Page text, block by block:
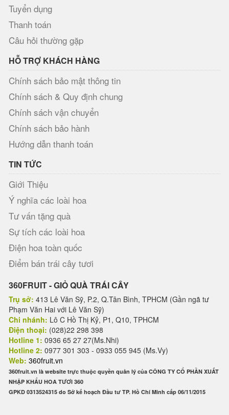
Tuyển dụng
Thanh toán
Câu hỏi thường gặp
HỖ TRỢ KHÁCH HÀNG
Chính sách bảo mật thông tin
Chính sách & Quy định chung
Chính sách vận chuyển
Chính sách bảo hành
Hướng dẫn thanh toán
TIN TỨC
Giới Thiệu
Ý nghĩa các loài hoa
Tư vấn tặng quà
Sự tích các loài hoa
Điện hoa toàn quốc
Điểm bán trái cây tươi
360FRUIT - GIỎ QUÀ TRÁI CÂY
Trụ sở: 413 Lê Văn Sỹ, P.2, Q.Tân Bình, TPHCM (Gần ngã tư
Phạm Văn Hai với Lê Văn Sỹ)
Chi nhánh: Lô C Hồ Thị Kỷ, P1, Q10, TPHCM
Điện thoại: (028)22 298 398
Hotline 1: 0936 65 27 27(Ms.Nhi)
Hotline 2: 0977 301 303 - 0933 055 945 (Ms.Vy)
Web: 360fruit.vn
360fruit.vn là website trực thuộc quyền quản lý của CÔNG TY CỔ PHẦN XUẤT
NHẬP KHẨU HOA TƯƠI 360
GPKD 0313524315 do Sở kế hoạch Đầu tư TP. Hồ Chí Minh cấp 06/11/2015